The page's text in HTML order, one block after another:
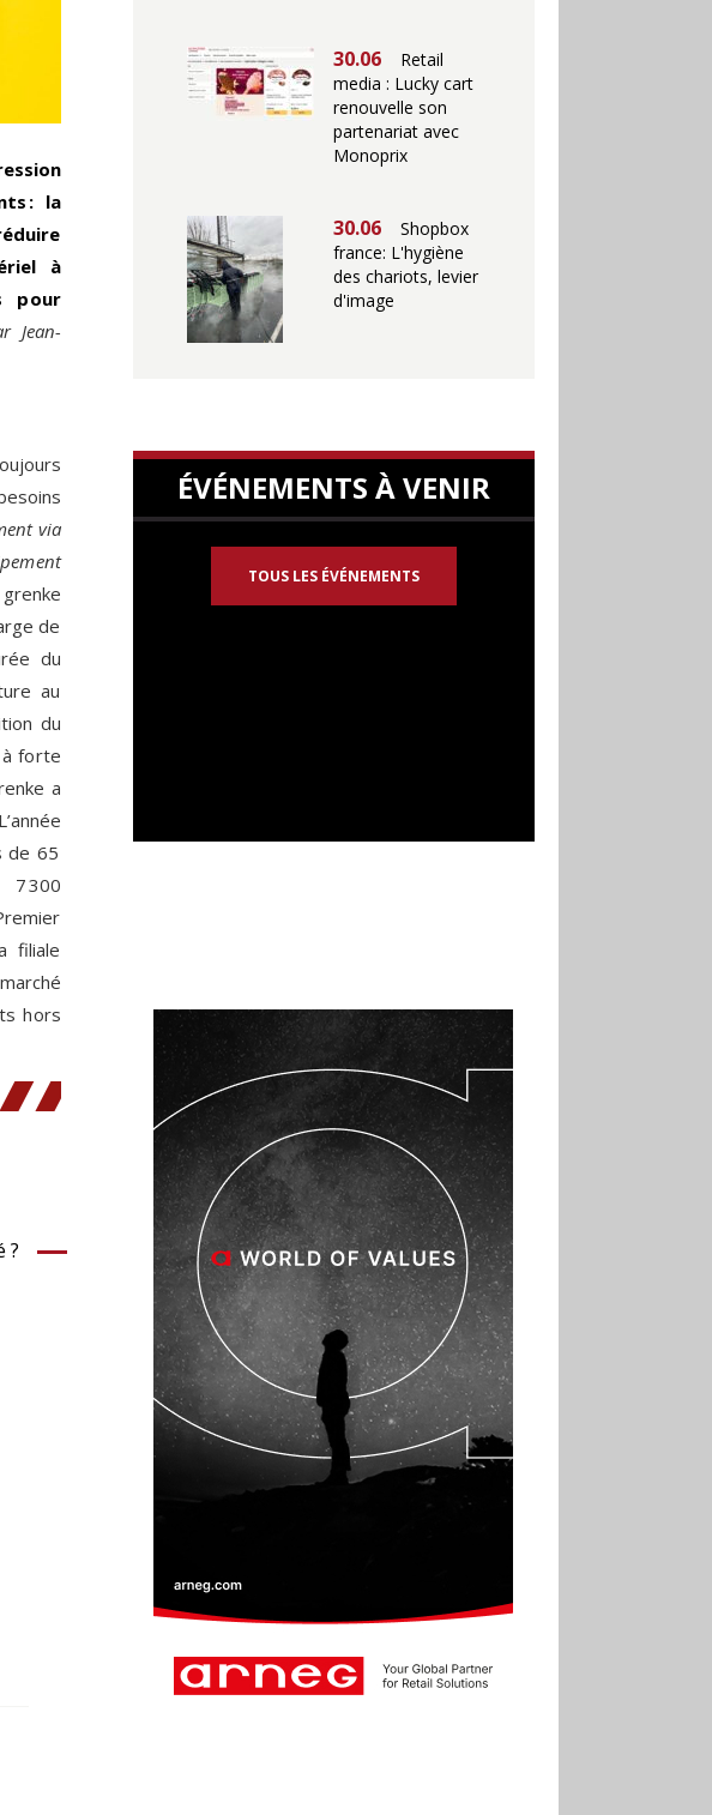
: la
à
pour
Jean-
via
de
du
au
du
à forte
a
de 65
7 300
filiale
hors
?
30.06
Retail
media : Lucky cart
renouvelle son
partenariat avec
Monoprix
30.06
Shopbox
france: L'hygiène
des chariots, levier
d'image
ÉVÉNEMENTS À VENIR
TOUS LES ÉVÉNEMENTS